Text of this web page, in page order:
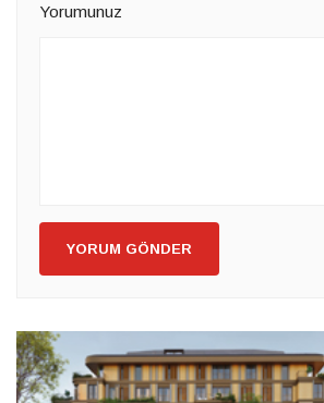
Yorumunuz
YORUM GÖNDER